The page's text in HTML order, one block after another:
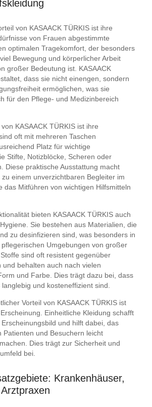
von KASAACK TÜRKIS ist ihre
von Frauen abgestimmte
optimalen Tragekomfort, der besonders
Bewegung und körperlicher Arbeit
großer Bedeutung ist. KASAACK
dass sie nicht einengen, sondern
ermöglichen, was sie
für den Pflege- und Medizinbereich
KASAACK TÜRKIS ist ihre
oft mit mehreren Taschen
Platz für wichtige
Stifte, Notizblöcke, Scheren oder
Diese praktische Ausstattung macht
zu einem unverzichtbaren Begleiter im
das Mitführen von wichtigen Hilfsmitteln
bieten KASAACK TÜRKIS auch
Sie bestehen aus Materialien, die
zu desinfizieren sind, was besonders in
Umgebungen von großer
sind oft resistent gegenüber
und behalten auch nach vielen
und Farbe. Dies trägt dazu bei, dass
langlebig und kosteneffizient sind.
Vorteil von KASAACK TÜRKIS ist
Einheitliche Kleidung schafft
und hilft dabei, das
Patienten und Besuchern leicht
Dies trägt zur Sicherheit und
bei.
Krankenhäuser,